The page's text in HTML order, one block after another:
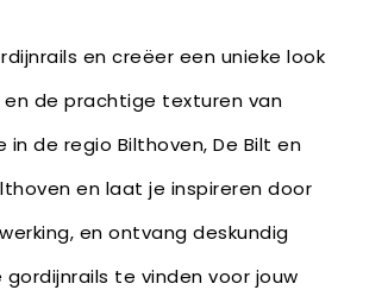
en creëer een unieke look
en de prachtige texturen van
in de regio Bilthoven, De Bilt en
en laat je inspireren door
en ontvang deskundig
te vinden voor jouw